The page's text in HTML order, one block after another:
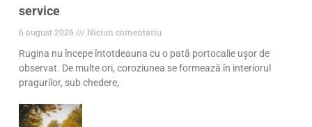
service
6 august 2026
Niciun comentariu
Rugina nu începe întotdeauna cu o pată portocalie ușor de
observat. De multe ori, coroziunea se formează în interiorul
pragurilor, sub chedere,